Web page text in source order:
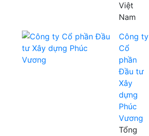
Việt
Nam
Công ty
Cổ
phần
Đầu tư
Xây
dựng
Phúc
Vương
Tổng